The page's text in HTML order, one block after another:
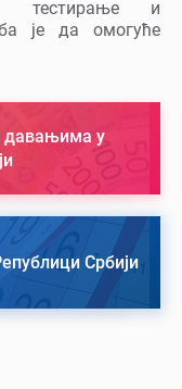
тестирање и
је да омогуће
давањима у
Србији